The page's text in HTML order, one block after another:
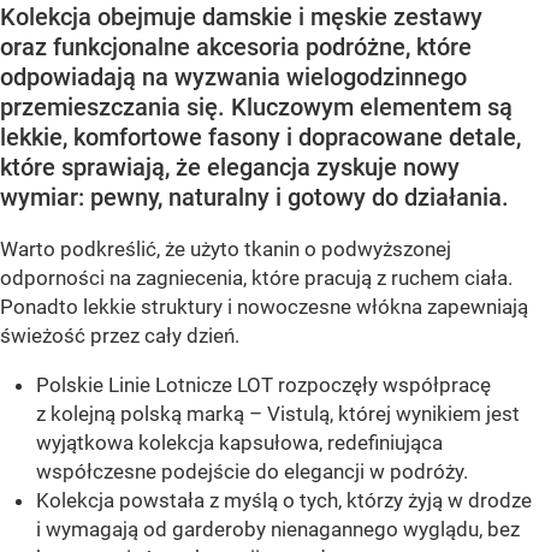
Kolekcja obejmuje damskie i męskie zestawy
oraz funkcjonalne akcesoria podróżne, które
odpowiadają na wyzwania wielogodzinnego
przemieszczania się. Kluczowym elementem są
lekkie, komfortowe fasony i dopracowane detale,
które sprawiają, że elegancja zyskuje nowy
wymiar: pewny, naturalny i gotowy do działania.
Warto podkreślić, że użyto tkanin o podwyższonej
odporności na zagniecenia, które pracują z ruchem ciała.
Ponadto lekkie struktury i nowoczesne włókna zapewniają
świeżość przez cały dzień.
Polskie Linie Lotnicze LOT rozpoczęły współpracę
z kolejną polską marką – Vistulą, której wynikiem jest
wyjątkowa kolekcja kapsułowa, redefiniująca
współczesne podejście do elegancji w podróży.
Kolekcja powstała z myślą o tych, którzy żyją w drodze
i wymagają od garderoby nienagannego wyglądu, bez